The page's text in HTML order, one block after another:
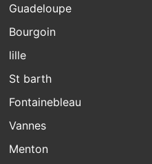
Guadeloupe
Bourgoin
lille
St barth
Fontainebleau
Vannes
Menton